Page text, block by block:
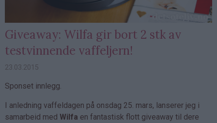
Giveaway: Wilfa gir bort 2 stk av
testvinnende vaffeljern!
23.03.2015
Sponset innlegg.
I anledning vaffeldagen på onsdag 25. mars, lanserer jeg i
samarbeid med Wilfa en fantastisk flott giveaway til dere